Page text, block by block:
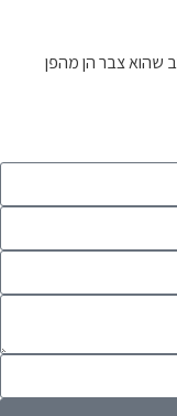
שהוא צבר הן מהפן